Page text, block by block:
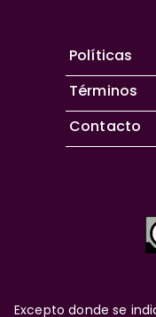
Políticas
Términos
Contacto
Excepto donde se